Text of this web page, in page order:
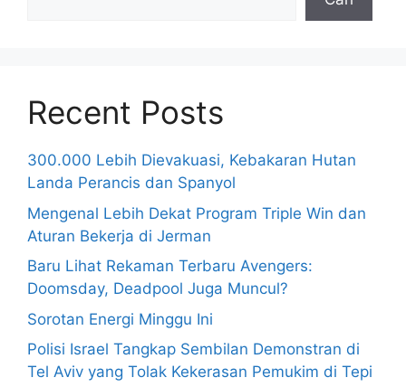
Recent Posts
300.000 Lebih Dievakuasi, Kebakaran Hutan
Landa Perancis dan Spanyol
Mengenal Lebih Dekat Program Triple Win dan
Aturan Bekerja di Jerman
Baru Lihat Rekaman Terbaru Avengers:
Doomsday, Deadpool Juga Muncul?
Sorotan Energi Minggu Ini
Polisi Israel Tangkap Sembilan Demonstran di
Tel Aviv yang Tolak Kekerasan Pemukim di Tepi